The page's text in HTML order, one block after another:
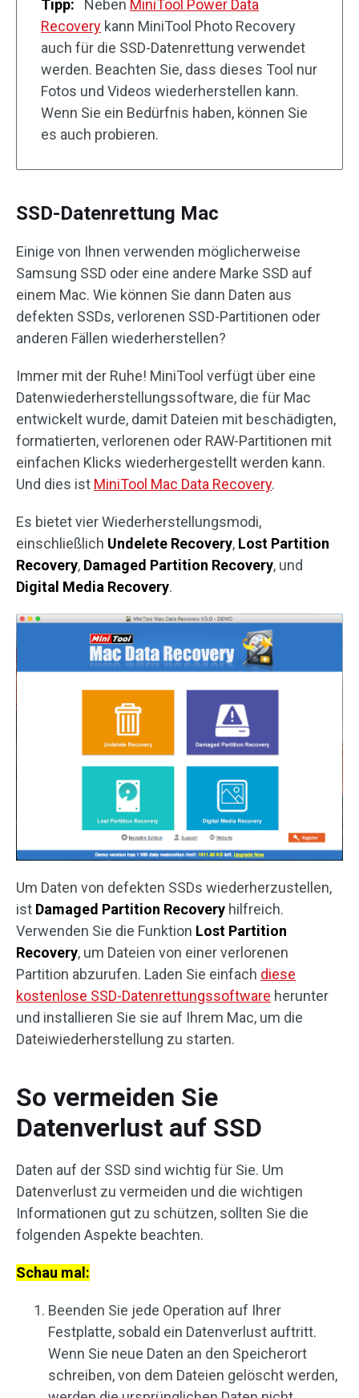
Tipp: Neben MiniTool Power Data
Recovery kann MiniTool Photo Recovery
auch für die SSD-Datenrettung verwendet
werden. Beachten Sie, dass dieses Tool nur
Fotos und Videos wiederherstellen kann.
Wenn Sie ein Bedürfnis haben, können Sie
es auch probieren.
SSD-Datenrettung Mac
Einige von Ihnen verwenden möglicherweise
Samsung SSD oder eine andere Marke SSD auf
einem Mac. Wie können Sie dann Daten aus
defekten SSDs, verlorenen SSD-Partitionen oder
anderen Fällen wiederherstellen?
Immer mit der Ruhe! MiniTool verfügt über eine
Datenwiederherstellungssoftware, die für Mac
entwickelt wurde, damit Dateien mit beschädigten,
formatierten, verlorenen oder RAW-Partitionen mit
einfachen Klicks wiederhergestellt werden kann.
Und dies ist MiniTool Mac Data Recovery.
Es bietet vier Wiederherstellungsmodi,
einschließlich Undelete Recovery, Lost Partition
Recovery, Damaged Partition Recovery, und
Digital Media Recovery.
Um Daten von defekten SSDs wiederherzustellen,
ist Damaged Partition Recovery hilfreich.
Verwenden Sie die Funktion Lost Partition
Recovery, um Dateien von einer verlorenen
Partition abzurufen. Laden Sie einfach diese
kostenlose SSD-Datenrettungssoftware herunter
und installieren Sie sie auf Ihrem Mac, um die
Dateiwiederherstellung zu starten.
So vermeiden Sie
Datenverlust auf SSD
Daten auf der SSD sind wichtig für Sie. Um
Datenverlust zu vermeiden und die wichtigen
Informationen gut zu schützen, sollten Sie die
folgenden Aspekte beachten.
Schau mal:
Beenden Sie jede Operation auf Ihrer
Festplatte, sobald ein Datenverlust auftritt.
Wenn Sie neue Daten an den Speicherort
schreiben, von dem Dateien gelöscht werden,